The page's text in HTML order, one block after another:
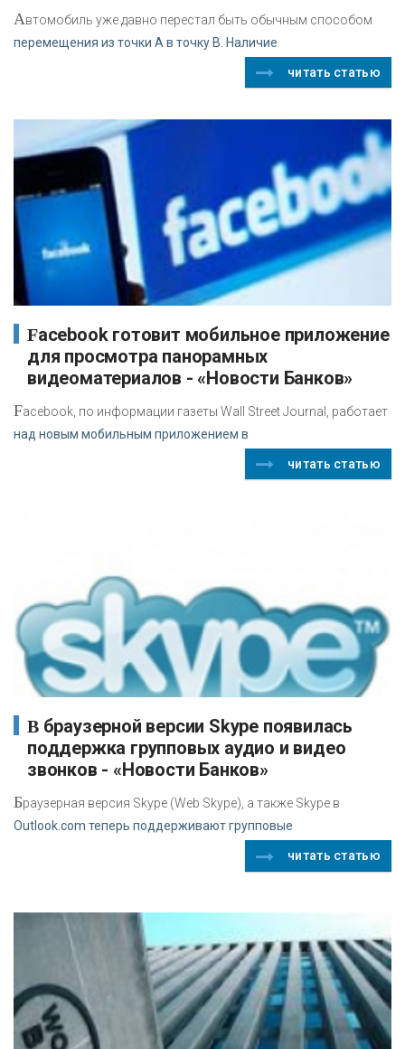
Автомобиль уже давно перестал быть обычным способом
перемещения из точки А в точку B. Наличие
читать статью
Facebook готовит мобильное приложение
для просмотра панорамных
видеоматериалов - «Новости Банков»
Facebook, по информации газеты Wall Street Journal, работает
над новым мобильным приложением в
читать статью
В браузерной версии Skype появилась
поддержка групповых аудио и видео
звонков - «Новости Банков»
Браузерная версия Skype (Web Skype), а также Skype в
Outlook.com теперь поддерживают групповые
читать статью